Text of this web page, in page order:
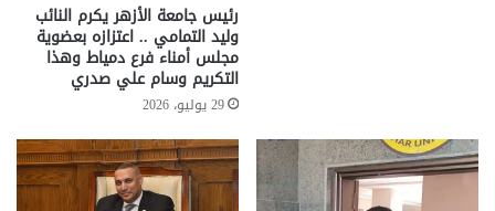
رئيس جامعة الأزهر يكرم النائب
وليد التمامي .. اعتزازه بعضوية
مجلس أمناء فرع دمياط وهذا
التكريم وسام علي صدري
29 يوليو، 2026